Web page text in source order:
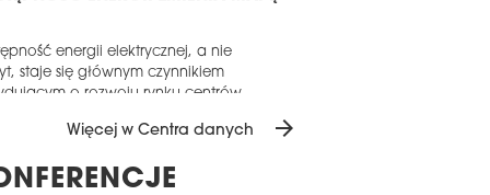
energii elektrycznej, a nie
staje się głównym czynnikiem
o rozwoju rynku centrów
– wynika z raportu „EMEA Data
Colliers.
Więcej w Centra danych arrow_forward